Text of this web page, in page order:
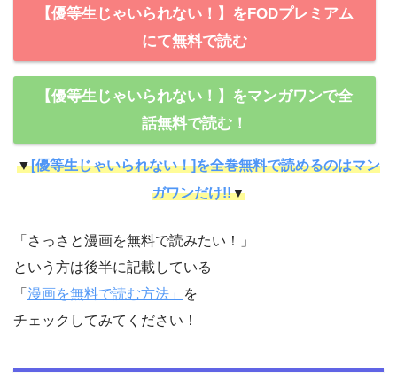
【優等生じゃいられない！】をFODプレミアム
にて無料で読む
【優等生じゃいられない！】をマンガワンで全
話無料で読む！
▼[優等生じゃいられない！]を全巻無料で読めるのはマン
ガワンだけ!!▼
「さっさと漫画を無料で読みたい！」
という方は後半に記載している
「 漫画を無料で読む方法」
を
チェックしてみてください！